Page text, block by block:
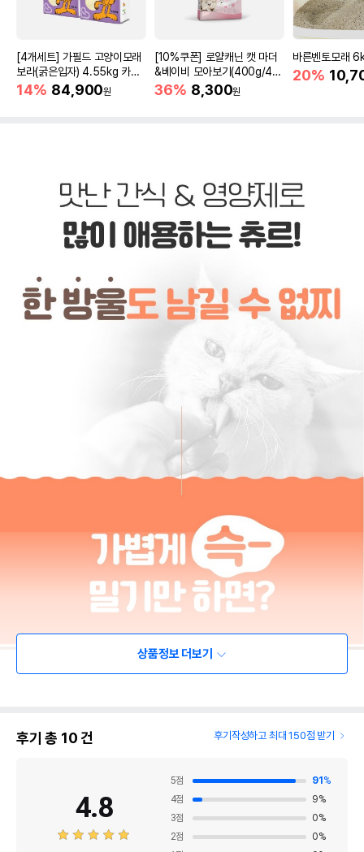
[4개세트] 가필드 고양이모래
보라(굵은입자) 4.55kg 카사
바모래
14% 84,900원
[10%쿠폰] 로얄캐닌 캣 마더
&베이비 모아보기(400g/4/1
0kg)
36% 8,300원
바른벤토모래
20%
상품정보 더보기
후기 총 10건 후기작성하고 최대 150점 받기
4.8
5점 91 %
4점 9%
3점 0%
2점 0%